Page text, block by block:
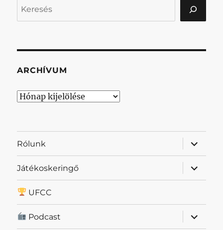
ARCHÍVUM
Archívum
Rólunk
almenü
Játékoskeringő
almenü
UFCC
Podcast
almenü